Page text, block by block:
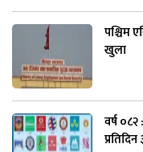
पश्चिम
खुला
वर्ष